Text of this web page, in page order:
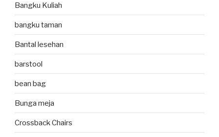
Bangku Kuliah
bangku taman
Bantal lesehan
barstool
bean bag
Bunga meja
Crossback Chairs